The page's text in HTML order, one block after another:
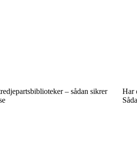
– sådan sikrer
Har